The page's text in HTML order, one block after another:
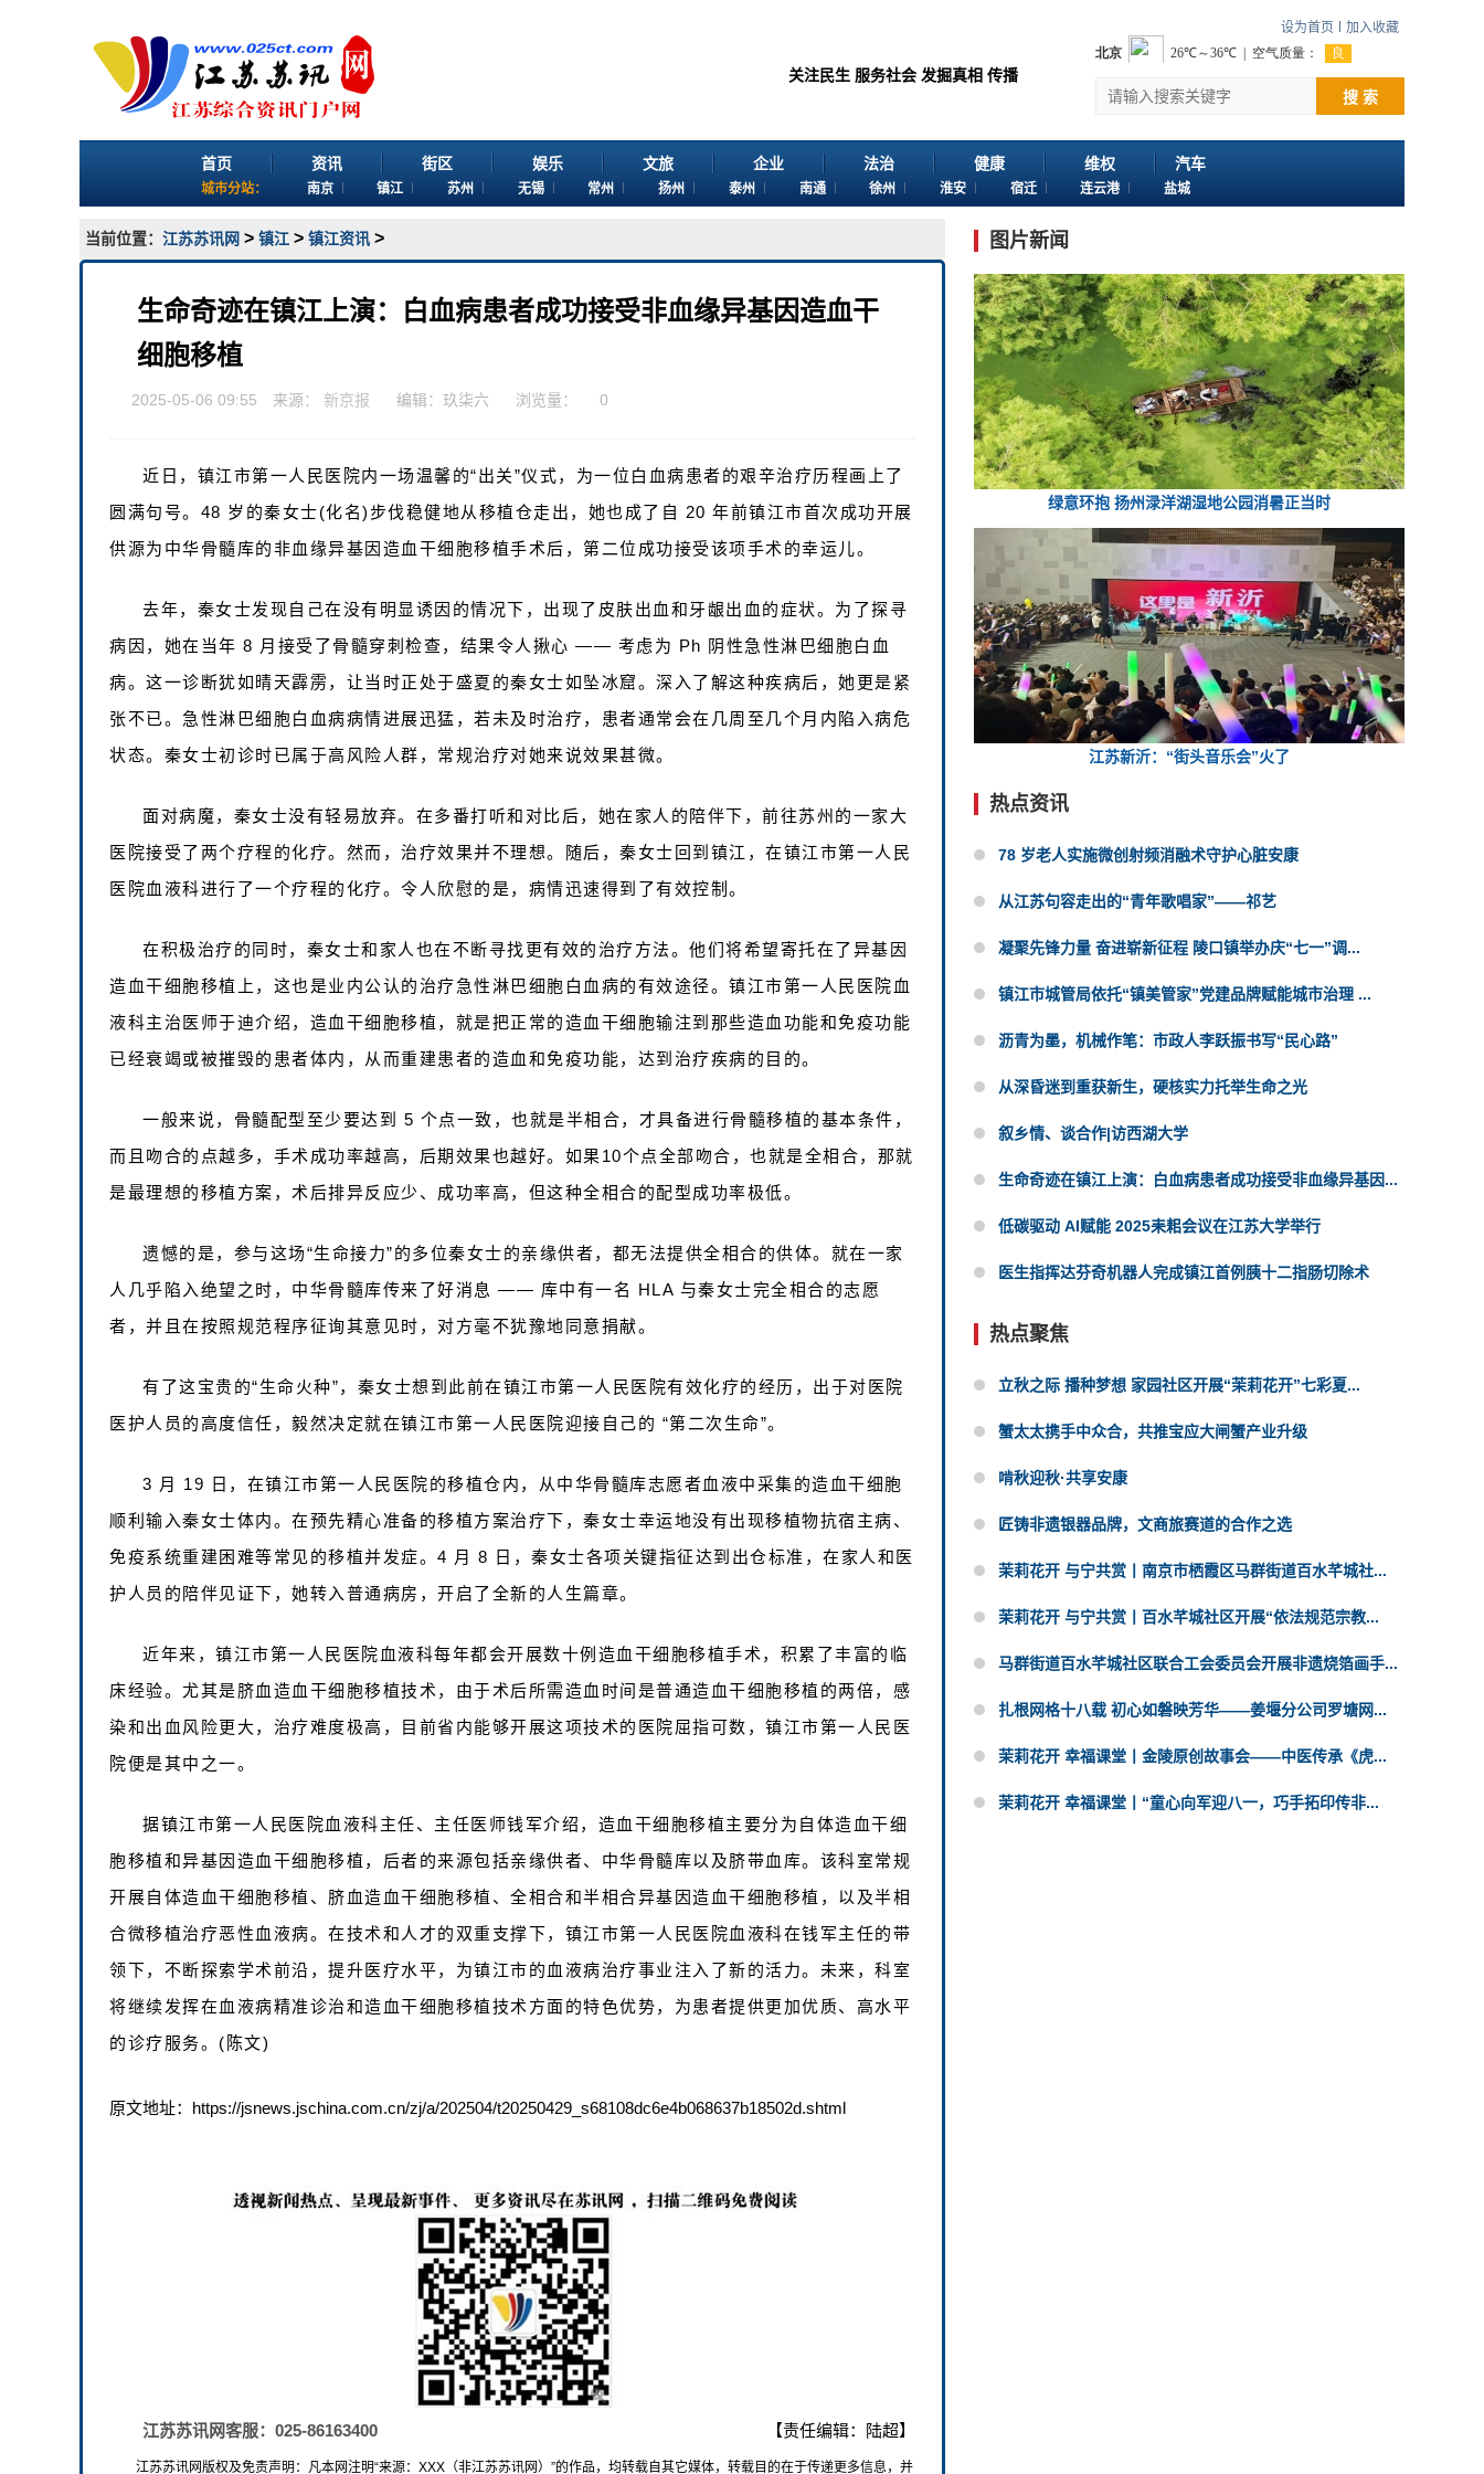
设为首页 加入收藏
关注民生 服务社会 发掘真相 传播价值 感谢您浏览江苏苏讯网。 欢迎投稿：邮箱724922822@qq.com
搜 索
首页 资讯 街区 娱乐 文旅 企业 法治 健康 维权 汽车
城市分站： 南京 镇江 苏州 无锡 常州 扬州 泰州 南通 徐州 淮安 宿迁 连云港 盐城
当前位置： 江苏苏讯网 > 镇江 > 镇江资讯 >
生命奇迹在镇江上演：白血病患者成功接受非血缘异基因造血干
细胞移植
2025-05-06 09:55 来源： 新京报 编辑：玖柒六 浏览量： 0
近日，镇江市第一人民医院内一场温馨的“出关”仪式，为一位白血病患者的艰辛治疗历程画上了
圆满句号。48 岁的秦女士(化名)步伐稳健地从移植仓走出，她也成了自 20 年前镇江市首次成功开展
供源为中华骨髓库的非血缘异基因造血干细胞移植手术后，第二位成功接受该项手术的幸运儿。
去年，秦女士发现自己在没有明显诱因的情况下，出现了皮肤出血和牙龈出血的症状。为了探寻
病因，她在当年 8 月接受了骨髓穿刺检查，结果令人揪心 —— 考虑为 Ph 阴性急性淋巴细胞白血
病。这一诊断犹如晴天霹雳，让当时正处于盛夏的秦女士如坠冰窟。深入了解这种疾病后，她更是紧
张不已。急性淋巴细胞白血病病情进展迅猛，若未及时治疗，患者通常会在几周至几个月内陷入病危
状态。秦女士初诊时已属于高风险人群，常规治疗对她来说效果甚微。
面对病魔，秦女士没有轻易放弃。在多番打听和对比后，她在家人的陪伴下，前往苏州的一家大
医院接受了两个疗程的化疗。然而，治疗效果并不理想。随后，秦女士回到镇江，在镇江市第一人民
医院血液科进行了一个疗程的化疗。令人欣慰的是，病情迅速得到了有效控制。
在积极治疗的同时，秦女士和家人也在不断寻找更有效的治疗方法。他们将希望寄托在了异基因
造血干细胞移植上，这也是业内公认的治疗急性淋巴细胞白血病的有效途径。镇江市第一人民医院血
液科主治医师于迪介绍，造血干细胞移植，就是把正常的造血干细胞输注到那些造血功能和免疫功能
已经衰竭或被摧毁的患者体内，从而重建患者的造血和免疫功能，达到治疗疾病的目的。
一般来说，骨髓配型至少要达到 5 个点一致，也就是半相合，才具备进行骨髓移植的基本条件，
而且吻合的点越多，手术成功率越高，后期效果也越好。如果10个点全部吻合，也就是全相合，那就
是最理想的移植方案，术后排异反应少、成功率高，但这种全相合的配型成功率极低。
遗憾的是，参与这场“生命接力”的多位秦女士的亲缘供者，都无法提供全相合的供体。就在一家
人几乎陷入绝望之时，中华骨髓库传来了好消息 —— 库中有一名 HLA 与秦女士完全相合的志愿
者，并且在按照规范程序征询其意见时，对方毫不犹豫地同意捐献。
有了这宝贵的“生命火种”，秦女士想到此前在镇江市第一人民医院有效化疗的经历，出于对医院
医护人员的高度信任，毅然决定就在镇江市第一人民医院迎接自己的 “第二次生命”。
3 月 19 日，在镇江市第一人民医院的移植仓内，从中华骨髓库志愿者血液中采集的造血干细胞
顺利输入秦女士体内。在预先精心准备的移植方案治疗下，秦女士幸运地没有出现移植物抗宿主病、
免疫系统重建困难等常见的移植并发症。4 月 8 日，秦女士各项关键指征达到出仓标准，在家人和医
护人员的陪伴见证下，她转入普通病房，开启了全新的人生篇章。
近年来，镇江市第一人民医院血液科每年都会开展数十例造血干细胞移植手术，积累了丰富的临
床经验。尤其是脐血造血干细胞移植技术，由于术后所需造血时间是普通造血干细胞移植的两倍，感
染和出血风险更大，治疗难度极高，目前省内能够开展这项技术的医院屈指可数，镇江市第一人民医
院便是其中之一。
据镇江市第一人民医院血液科主任、主任医师钱军介绍，造血干细胞移植主要分为自体造血干细
胞移植和异基因造血干细胞移植，后者的来源包括亲缘供者、中华骨髓库以及脐带血库。该科室常规
开展自体造血干细胞移植、脐血造血干细胞移植、全相合和半相合异基因造血干细胞移植，以及半相
合微移植治疗恶性血液病。在技术和人才的双重支撑下，镇江市第一人民医院血液科在钱军主任的带
领下，不断探索学术前沿，提升医疗水平，为镇江市的血液病治疗事业注入了新的活力。未来，科室
将继续发挥在血液病精准诊治和造血干细胞移植技术方面的特色优势，为患者提供更加优质、高水平
的诊疗服务。(陈文)
原文地址：https://jsnews.jschina.com.cn/zj/a/202504/t20250429_s68108dc6e4b068637b18502d.shtml
江苏苏讯网客服：025-86163400 【责任编辑：陆超】
江苏苏讯网版权及免责声明：凡本网注明“来源：XXX（非江苏苏讯网）”的作品，均转载自其它媒体，转载目的在于传递更多信息，并
图片新闻
绿意环抱 扬州渌洋湖湿地公园消暑正当时
江苏新沂：“街头音乐会”火了
热点资讯
78 岁老人实施微创射频消融术守护心脏安康
从江苏句容走出的“青年歌唱家”——祁艺
凝聚先锋力量 奋进崭新征程 陵口镇举办庆“七一”调...
镇江市城管局依托“镇美管家”党建品牌赋能城市治理 ...
沥青为墨，机械作笔：市政人李跃振书写“民心路”
从深昏迷到重获新生，硬核实力托举生命之光
叙乡情、谈合作|访西湖大学
生命奇迹在镇江上演：白血病患者成功接受非血缘异基因...
低碳驱动 AI赋能 2025耒耜会议在江苏大学举行
医生指挥达芬奇机器人完成镇江首例胰十二指肠切除术
热点聚焦
立秋之际 播种梦想 家园社区开展“茉莉花开”七彩夏...
蟹太太携手中众合，共推宝应大闸蟹产业升级
啃秋迎秋·共享安康
匠铸非遗银器品牌，文商旅赛道的合作之选
茉莉花开 与宁共赏丨南京市栖霞区马群街道百水芊城社...
茉莉花开 与宁共赏丨百水芊城社区开展“依法规范宗教...
马群街道百水芊城社区联合工会委员会开展非遗烧箔画手...
扎根网格十八载 初心如磐映芳华——姜堰分公司罗塘网...
茉莉花开 幸福课堂丨金陵原创故事会——中医传承《虎...
茉莉花开 幸福课堂丨“童心向军迎八一，巧手拓印传非...